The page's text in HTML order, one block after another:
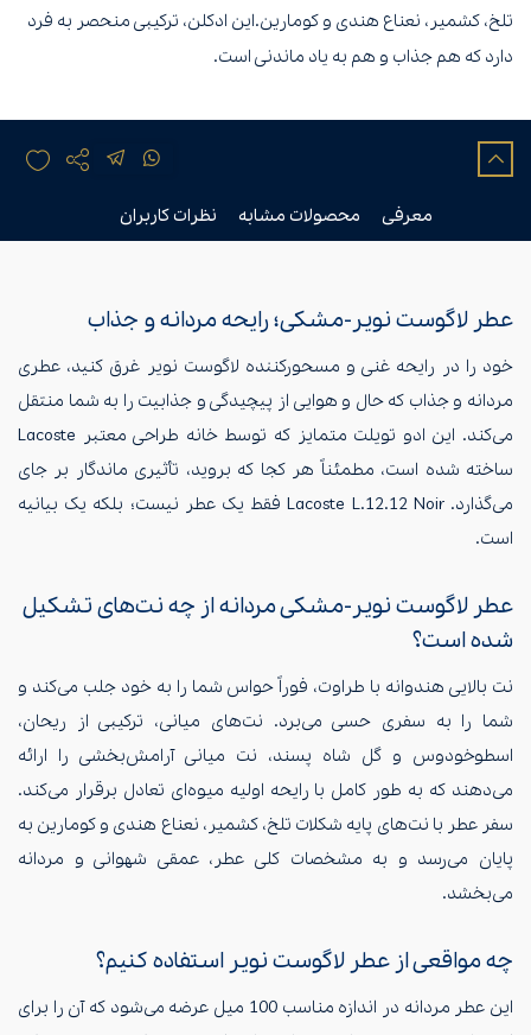
تلخ، کشمیر، نعناع هندی و کومارین.این ادکلن، ترکیبی منحصر به فرد
دارد که هم جذاب و هم به یاد ماندنی است.
معرفی محصولات مشابه نظرات کاربران
عطر لاگوست نویر-مشکی؛ رایحه مردانه و جذاب
خود را در رایحه غنی و مسحورکننده لاگوست نویر غرق کنید، عطری
مردانه و جذاب که حال و هوایی از پیچیدگی و جذابیت را به شما منتقل
می‌کند. این ادو تویلت متمایز که توسط خانه طراحی معتبر Lacoste
ساخته شده است، مطمئناً هر کجا که بروید، تأثیری ماندگار بر جای
می‌گذارد. Lacoste L.12.12 Noir فقط یک عطر نیست؛ بلکه یک بیانیه
است.
عطر لاگوست نویر-مشکی مردانه از چه نت‌های تشکیل
شده است؟
نت بالایی هندوانه با طراوت، فوراً حواس شما را به خود جلب می‌کند و
شما را به سفری حسی می‌برد. نت‌های میانی، ترکیبی از ریحان،
اسطوخودوس و گل شاه پسند، نت میانی آرامش‌بخشی را ارائه
می‌دهند که به طور کامل با رایحه اولیه میوه‌ای تعادل برقرار می‌کند.
سفر عطر با نت‌های پایه شکلات تلخ، کشمیر، نعناع هندی و کومارین به
پایان می‌رسد و به مشخصات کلی عطر، عمقی شهوانی و مردانه
می‌بخشد.
چه مواقعی از عطر لاگوست نویر استفاده کنیم؟
این عطر مردانه در اندازه مناسب 100 میل عرضه می‌شود که آن را برای